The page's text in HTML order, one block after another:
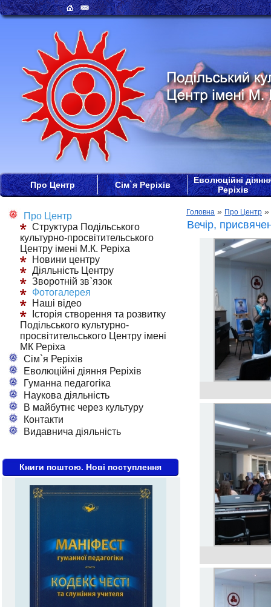
Про Центр Сім`я Реріхів
Еволюційні
Реріхів
Про Центр
Структура Подільського
культурно-просвітительського
Центру імені М.К. Реріха
Новини центру
Діяльність Центру
Зворотній зв`язок
Фотогалерея
Наші відео
Історія створення та розвитку
Подільського культурно-
просвітительського Центру імені
МК Реріха
Сім`я Реріхів
Еволюційні діяння Реріхів
Гуманна педагогіка
Наукова діяльність
В майбутнє через культуру
Контакти
Видавнича діяльність
Книги поштою. Нові поступлення
Головна » Про Центр »
Вечір,